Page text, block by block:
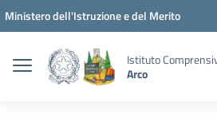
Vai ai contenuti
Vai al menu di navigazione
Vai al footer
Ministero dell'Istruzione e del Merito
Istituto
Arco